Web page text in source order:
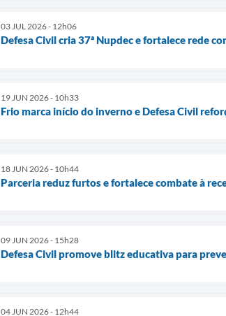
03 JUL 2026 - 12h06
Defesa Civil cria 37ª Nupdec e fortalece rede
19 JUN 2026 - 10h33
Frio marca início do inverno e Defesa Civil
18 JUN 2026 - 10h44
Parceria reduz furtos e fortalece combate à
09 JUN 2026 - 15h28
Defesa Civil promove blitz educativa para
04 JUN 2026 - 12h44